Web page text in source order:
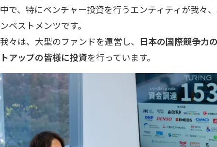
中で、特にベンチャー投資を行うエンティティが我々
ンベストメンツです。
我々は、大型のファンドを運営し、 日本の国際競争力
トアップの皆様に投資を行っています。